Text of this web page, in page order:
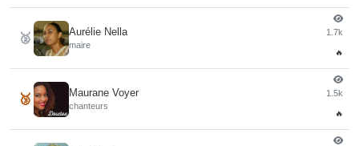
🥈 Aurélie Nella
maire
1.7k
🔥
🥉 Maurane Voyer
chanteurs
1.5k
🔥